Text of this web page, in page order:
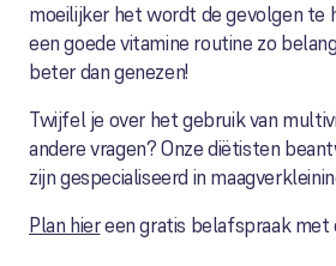
moeilijker het wordt de gevolgen te
een goede vitamine routine zo
beter dan genezen!
Twijfel je over het gebruik van
andere vragen? Onze diëtisten
zijn gespecialiseerd in
Plan hiereen gratis belafspraak met